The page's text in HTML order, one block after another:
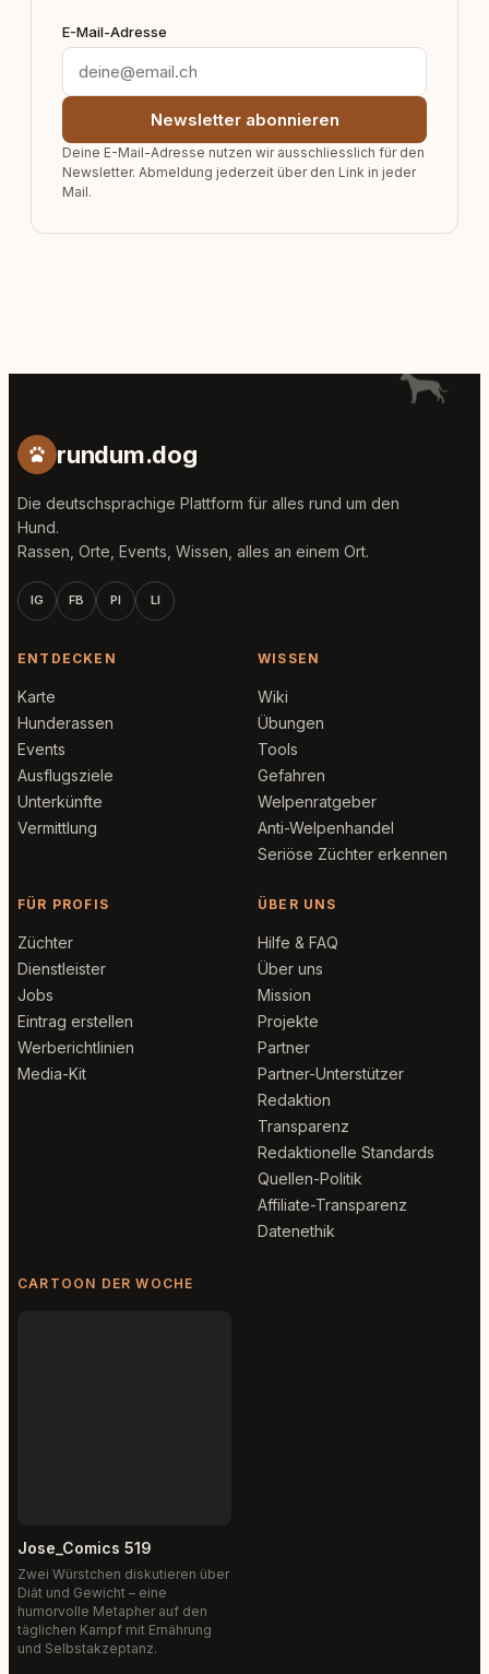
E-Mail-Adresse
Newsletter abonnieren
Deine E-Mail-Adresse nutzen wir ausschliesslich für den
Newsletter. Abmeldung jederzeit über den Link in jeder
Mail.
rundum.dog
Die deutschsprachige Plattform für alles rund um den
Hund.
Rassen, Orte, Events, Wissen, alles an einem Ort.
IG FB PI LI
ENTDECKEN
Karte
Hunderassen
Events
Ausflugsziele
Unterkünfte
Vermittlung
WISSEN
Wiki
Übungen
Tools
Gefahren
Welpenratgeber
Anti-Welpenhandel
Seriöse Züchter erkennen
FÜR PROFIS
Züchter
Dienstleister
Jobs
Eintrag erstellen
Werberichtlinien
Media-Kit
ÜBER UNS
Hilfe & FAQ
Über uns
Mission
Projekte
Partner
Partner-Unterstützer
Redaktion
Transparenz
Redaktionelle Standards
Quellen-Politik
Affiliate-Transparenz
Datenethik
CARTOON DER WOCHE
Jose_Comics 519
Zwei Würstchen diskutieren über
Diät und Gewicht – eine
humorvolle Metapher auf den
täglichen Kampf mit Ernährung
und Selbstakzeptanz.